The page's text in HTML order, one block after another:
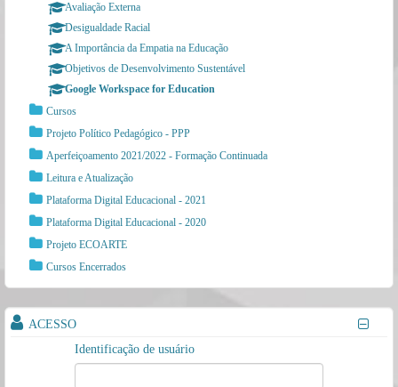
Avaliação Externa
Desigualdade Racial
A Importância da Empatia na Educação
Objetivos de Desenvolvimento Sustentável
Google Workspace for Education
Cursos
Projeto Político Pedagógico - PPP
Aperfeiçoamento 2021/2022 - Formação Continuada
Leitura e Atualização
Plataforma Digital Educacional - 2021
Plataforma Digital Educacional - 2020
Projeto ECOARTE
Cursos Encerrados
ACESSO
Identificação de usuário